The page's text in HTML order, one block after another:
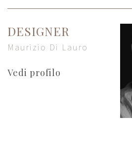
DESIGNER
Maurizio Di Lauro
Vedi profilo